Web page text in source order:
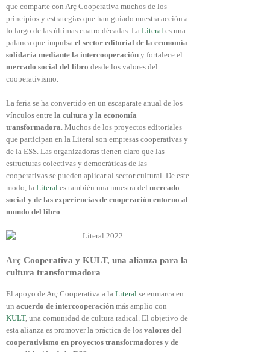
que comparte con Arç Cooperativa muchos de los
principios y estrategias que han guiado nuestra acción a
lo largo de las últimas cuatro décadas. La Literal es una
palanca que impulsa el sector editorial de la economía
solidaria mediante la intercooperación y fortalece el
mercado social del libro desde los valores del
cooperativismo.
La feria se ha convertido en un escaparate anual de los
vínculos entre la cultura y la economía
transformadora. Muchos de los proyectos editoriales
que participan en la Literal son empresas cooperativas y
de la ESS. Las organizadoras tienen claro que las
estructuras colectivas y democráticas de las
cooperativas se pueden aplicar al sector cultural. De este
modo, la Literal es también una muestra del mercado
social y de las experiencias de cooperación entorno al
mundo del libro.
Arç Cooperativa y KULT, una alianza para la
cultura transformadora
El apoyo de Arç Cooperativa a la Literal se enmarca en
un acuerdo de intercooperación más amplio con
KULT, una comunidad de cultura radical. El objetivo de
esta alianza es promover la práctica de los valores del
cooperativismo en proyectos transformadores y de